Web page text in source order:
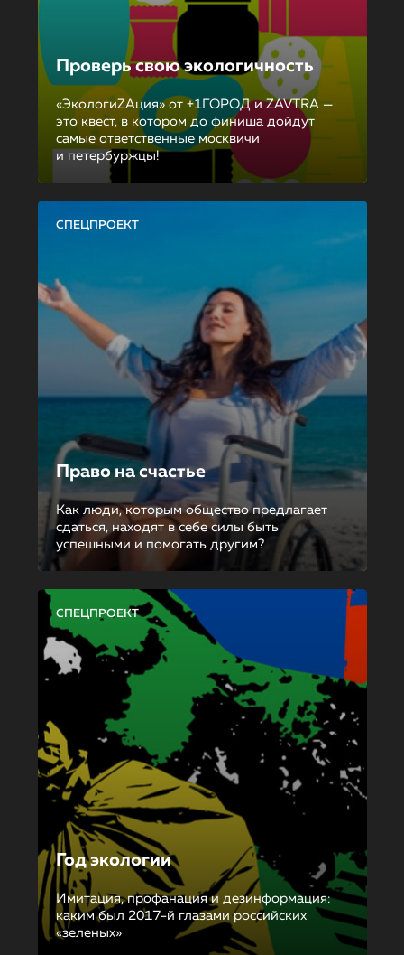
Проверь свою экологичность
«ЭкологиZAция» от +1ГОРОД и ZAVTRA —
это квест, в котором до финиша дойдут
самые ответственные москвичи
и петербуржцы!
СПЕЦПРОЕКТ
Право на счастье
Как люди, которым общество предлагает
сдаться, находят в себе силы быть
успешными и помогать другим?
СПЕЦПРОЕКТ
Год экологии
Имитация, профанация и дезинформация:
каким был 2017-й глазами российских
«зеленых»